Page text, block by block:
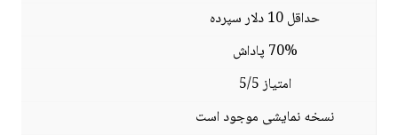
حداقل 10 دلار سپرده
70% پاداش
امتیاز 5/5
نسخه نمایشی موجود است